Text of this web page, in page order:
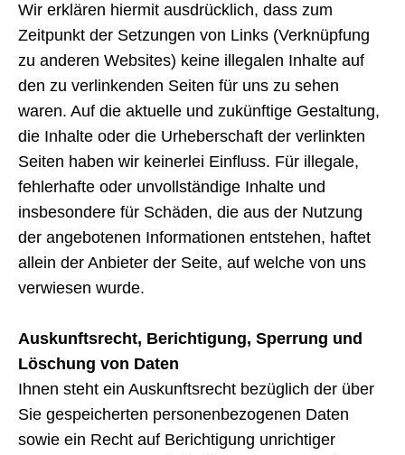
Wir erklären hiermit ausdrücklich, dass zum
Zeitpunkt der Setzungen von Links (Verknüpfung
zu anderen Websites) keine illegalen Inhalte auf
den zu verlinkenden Seiten für uns zu sehen
waren. Auf die aktuelle und zukünftige Gestaltung,
die Inhalte oder die Urheberschaft der verlinkten
Seiten haben wir keinerlei Einfluss. Für illegale,
fehlerhafte oder unvollständige Inhalte und
insbesondere für Schäden, die aus der Nutzung
der angebotenen Informationen entstehen, haftet
allein der Anbieter der Seite, auf welche von uns
verwiesen wurde.
Auskunftsrecht, Berichtigung, Sperrung und
Löschung von Daten
Ihnen steht ein Auskunftsrecht bezüglich der über
Sie gespeicherten personenbezogenen Daten
sowie ein Recht auf Berichtigung unrichtiger